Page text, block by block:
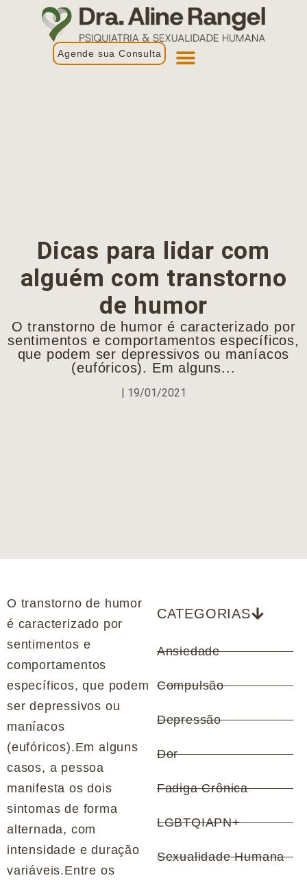
Agende sua Consulta
Dicas para lidar com
alguém com transtorno
de humor
O transtorno de humor é caracterizado por
sentimentos e comportamentos específicos,
que podem ser depressivos ou maníacos
(eufóricos). Em alguns...
| 19/01/2021
O transtorno de humor
é caracterizado por
sentimentos e
comportamentos
específicos, que podem
ser depressivos ou
maníacos
(eufóricos).Em alguns
casos, a pessoa
manifesta os dois
sintomas de forma
alternada, com
intensidade e duração
variáveis.Entre os
CATEGORIAS
Ansiedade
Compulsão
Depressão
Dor
Fadiga Crônica
LGBTQIAPN+
Sexualidade Humana